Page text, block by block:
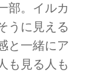
部。イルカ
うに見える
と一緒にア
も見る人も